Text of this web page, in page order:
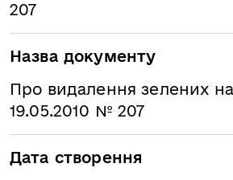
207
Назва документу
Про видалення зелених
19.05.2010 № 207
Дата створення